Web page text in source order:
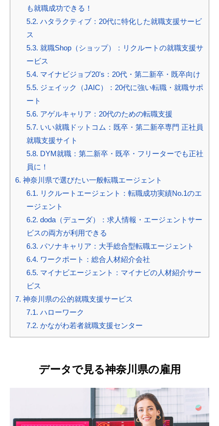
も就職成功できる！
5.2. ハタラクティブ：20代に特化した就職支援サービ
ス
5.3. 就職Shop（ショップ）：リクルートの就職支援サ
ービス
5.4. マイナビジョブ20's：20代・第二新卒・既卒向け
5.5. ジェイック（JAIC）：20代に強い転職・就職サポ
ート
5.6. アゲルキャリア：20代のための転職支援
5.7. いい就職ドットコム：既卒・第二新卒専門 正社員
就職支援サイト
5.8. DYM就職：第二新卒・既卒・フリーターでも正社
員に！
6. 神奈川県で選びたい一般転職エージェント
6.1. リクルートエージェント：転職成功実績No.1のエ
ージェント
6.2. doda（デューダ）：求人情報・エージェントサー
ビスの両方が利用できる
6.3. パソナキャリア：大手総合型転職エージェント
6.4. ワークポート：総合人材紹介会社
6.5. マイナビエージェント：マイナビの人材紹介サー
ビス
7. 神奈川県の公的就職支援サービス
7.1. ハローワーク
7.2. かながわ若者就職支援センター
データで見る神奈川県の雇用